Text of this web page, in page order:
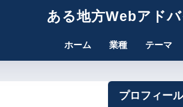
ある地方Webアド
ホーム 業種 テーマ
プロフィール